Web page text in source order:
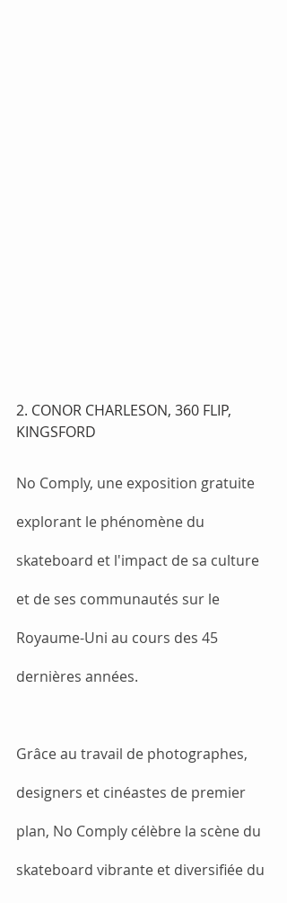
2. CONOR CHARLESON, 360 FLIP,
KINGSFORD
No Comply, une exposition gratuite
explorant le phénomène du
skateboard et l'impact de sa culture
et de ses communautés sur le
Royaume-Uni au cours des 45
dernières années.
Grâce au travail de photographes,
designers et cinéastes de premier
plan, No Comply célèbre la scène du
skateboard vibrante et diversifiée du